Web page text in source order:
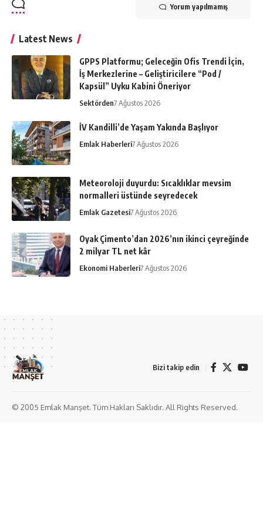
Yorum yapılmamış
Latest News
GPPS Platformu; Geleceğin Ofis Trendi İçin,
İş Merkezlerine – Geliştiricilere “Pod /
Kapsül” Uyku Kabini Öneriyor
Sektörden7 Ağustos 2026
İV Kandilli’de Yaşam Yakında Başlıyor
Emlak Haberleri7 Ağustos 2026
Meteoroloji duyurdu: Sıcaklıklar mevsim
normalleri üstünde seyredecek
Emlak Gazetesi7 Ağustos 2026
Oyak Çimento’dan 2026’nın ikinci çeyreğinde
2 milyar TL net kâr
Ekonomi Haberleri7 Ağustos 2026
Bizi takip edin
© 2005 Emlak Manşet. Tüm Hakları Saklıdır. All Rights Reserved.